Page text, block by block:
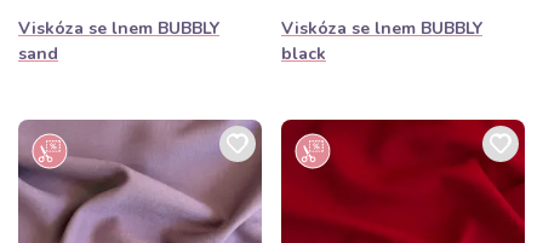
Viskóza se lnem BUBBLY
sand
Viskóza se lnem BUBBLY
black